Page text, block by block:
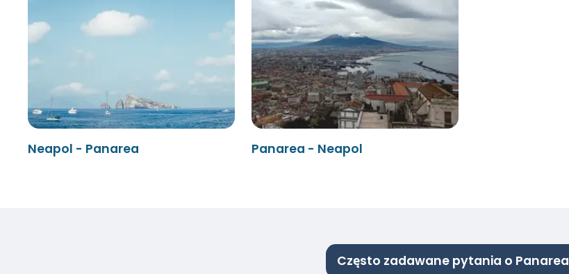
Neapol - Panarea Panarea - Neapol
Często zadawane pytania o Panarea